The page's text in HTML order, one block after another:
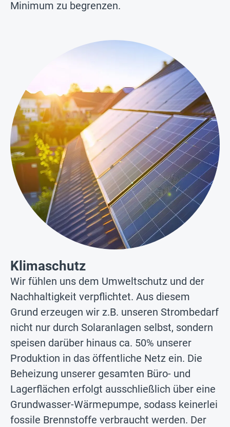
Minimum zu begrenzen.
Klimaschutz
Wir fühlen uns dem Umweltschutz und der
Nachhaltigkeit verpflichtet. Aus diesem
Grund erzeugen wir z.B. unseren Strombedarf
nicht nur durch Solaranlagen selbst, sondern
speisen darüber hinaus ca. 50% unserer
Produktion in das öffentliche Netz ein. Die
Beheizung unserer gesamten Büro- und
Lagerflächen erfolgt ausschließlich über eine
Grundwasser-Wärmepumpe, sodass keinerlei
fossile Brennstoffe verbraucht werden. Der